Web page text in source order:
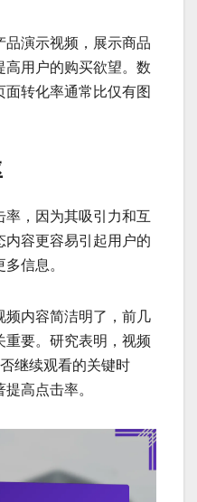
品演示视频，展示商品
高用户的购买欲望。数
转化率通常比仅有图
率，因为其吸引力和互
内容更容易引起用户的
信息。
频内容简洁明了，前几
重要。研究表明，视频
继续观看的关键时
高点击率。